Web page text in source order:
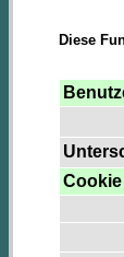
Diese
Cookie